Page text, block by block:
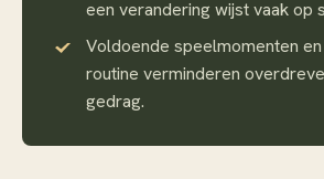
een verandering wijst vaak op
Voldoende speelmomenten
routine verminderen
gedrag.